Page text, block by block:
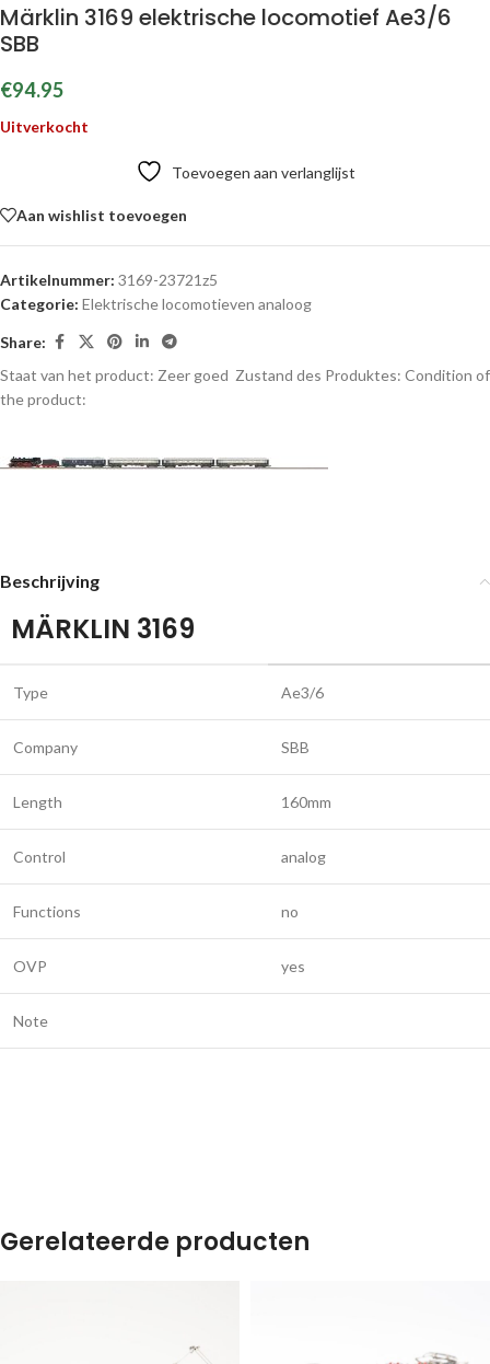
Märklin 3169 elektrische locomotief Ae3/6
SBB
€94.95
Uitverkocht
Toevoegen aan verlanglijst
Aan wishlist toevoegen
Artikelnummer: 3169-23721z5
Categorie: Elektrische locomotieven analoog
Share:
Staat van het product: Zeer goed Zustand des Produktes: Condition of
the product:
Beschrijving
MÄRKLIN 3169
Type Ae3/6
Company SBB
Length 160mm
Control analog
Functions no
OVP yes
Note
Gerelateerde producten